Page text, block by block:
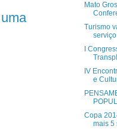
Mato
Turismo
serviço
I
IV
e
Copa
mais 5